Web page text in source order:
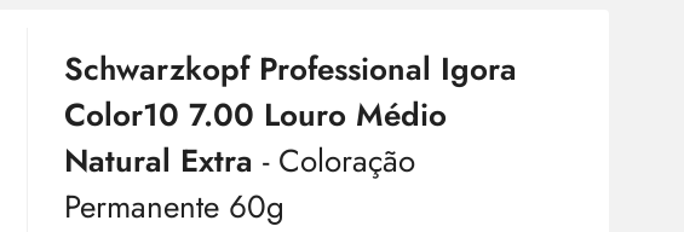
Schwarzkopf Professional Igora
Color10 7.00 Louro Médio
Natural Extra - Coloração
Permanente 60g